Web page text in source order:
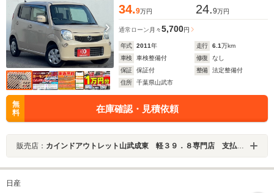
34.9万円 24.9万円
通常ローン 月々5,700円
年式 2011年 走行 6.1万km
車検
車検整備付 修復
なし
保証
保証付 整備
法定整備付
住所
千葉県山武市
無
料
在庫確認・見積依頼
販売店： カインドアウトレット山武成東 軽３９．８専門店 支払総額表示 ワゴンＲ／ムーブ／タント／ルークス／Ｎ－ＢＯＸ
日産